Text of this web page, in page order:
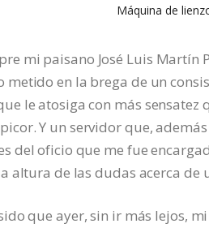
Máquina de
mi paisano José Luis Martín
metido en la brega de un
le atosiga con más
Y un servidor que,
del oficio que me fue
altura de las dudas acerca de
que ayer, sin ir más lejos,